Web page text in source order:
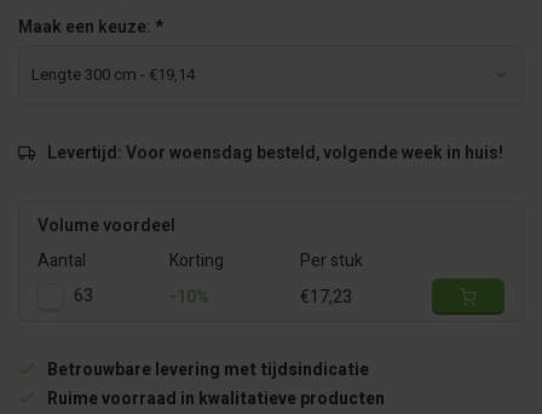
Maak een keuze: *
Levertijd: Voor woensdag besteld, volgende week in huis!
Volume voordeel
Aantal
Korting
Per stuk
63
-10% €17,23
Betrouwbare levering met tijdsindicatie
Ruime voorraad in kwalitatieve producten